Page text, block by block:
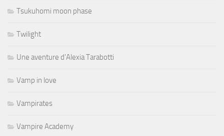
Tsukuhomi moon phase
Twilight
Une aventure d'Alexia Tarabotti
Vamp in love
Vampirates
Vampire Academy